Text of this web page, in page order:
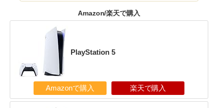
Amazon/楽天で購入
PlayStation 5
Amazonで購入 楽天で購入